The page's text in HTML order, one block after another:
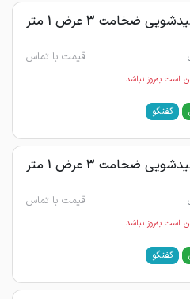
ورق اسیدشویی ضخامت 3 عرض 1 متر
قیمت با تماس
است به‌روز نباشد
گفتگو
ورق اسیدشویی ضخامت 3 عرض 1 متر
قیمت با تماس
است به‌روز نباشد
گفتگو